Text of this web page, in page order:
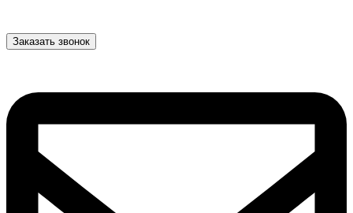
Заказать звонок